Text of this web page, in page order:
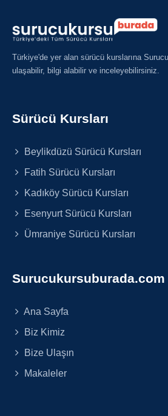
Türkiye'de yer alan sürücü kurslarına
ulaşabilir, bilgi alabilir ve inceleyebilirsiniz.
Sürücü Kursları
Beylikdüzü Sürücü Kursları
Fatih Sürücü Kursları
Kadıköy Sürücü Kursları
Esenyurt Sürücü Kursları
Ümraniye Sürücü Kursları
Surucukursuburada.com
Ana Sayfa
Biz Kimiz
Bize Ulaşın
Makaleler